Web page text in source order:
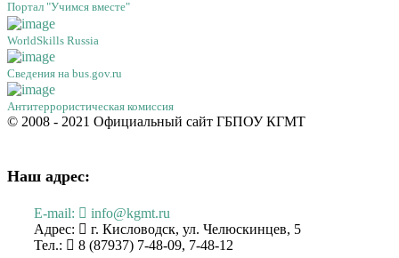
Портал "Учимся вместе"
WorldSkills Russia
Сведения на bus.gov.ru
Антитеррористическая комиссия
© 2008 - 2021 Официальный сайт ГБПОУ КГМТ
Наш адрес:
E-mail:
info@kgmt.ru
Адрес:
г. Кисловодск, ул. Челюскинцев, 5
Тел.:
8 (87937) 7-48-09, 7-48-12